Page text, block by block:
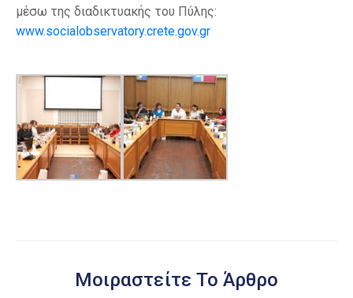
μέσω της διαδικτυακής του Πύλης:
www.socialobservatory.crete.gov.gr
Μοιραστείτε Το Άρθρο